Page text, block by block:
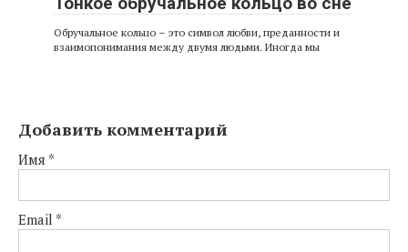
Обручальное кольцо – это символ любви, преданности и
взаимопонимания между двумя людьми. Иногда мы
Добавить комментарий
Имя *
Email *